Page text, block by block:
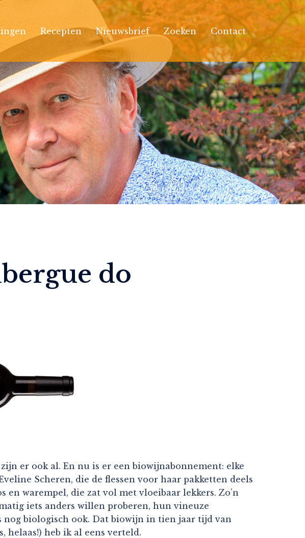
Recepten Nieuwsbrief Zoeken Contact
do
er ook al. En nu is er een biowijnabonnement: elke
Scheren, die de flessen voor haar pakketten deels
warempel, die zat vol met vloeibaar lekkers. Zo’n
iets anders willen proberen, hun vineuze
biologisch ook. Dat biowijn in tien jaar tijd van
helaas!) heb ik al eens verteld.